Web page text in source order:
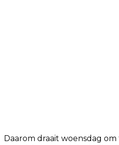
Daarom draait woensdag